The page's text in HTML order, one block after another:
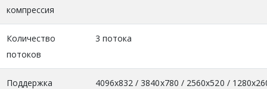
компрессия
Количество
потоков
3 потока
Поддержка
4096х832 / 3840х780 / 2560х520 /